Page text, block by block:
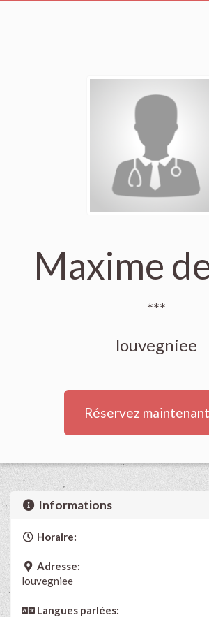
Maxime
***
louvegniee
Réservez
Informations
Horaire:
Adresse:
louvegniee
Langues parlées: